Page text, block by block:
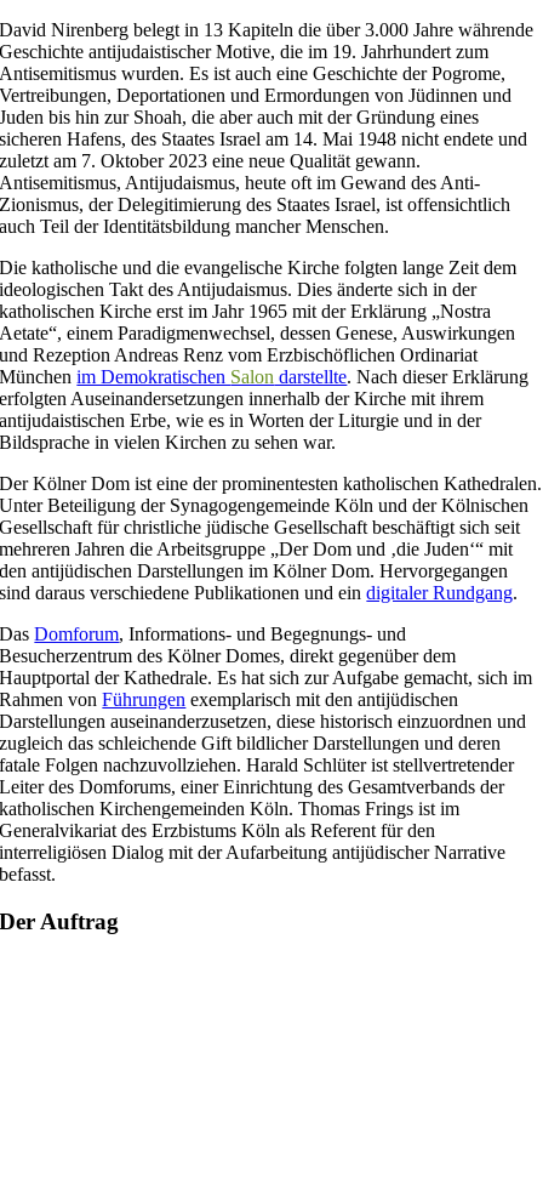
David Nirenberg belegt in 13 Kapiteln die über 3.000 Jahre währende
Geschichte antijudaistischer Motive, die im 19. Jahrhundert zum
Antisemitismus wurden. Es ist auch eine Geschichte der Pogrome,
Vertreibungen, Deportationen und Ermordungen von Jüdinnen und
Juden bis hin zur Shoah, die aber auch mit der Gründung eines
sicheren Hafens, des Staates Israel am 14. Mai 1948 nicht endete und
zuletzt am 7. Oktober 2023 eine neue Qualität gewann.
Antisemitismus, Antijudaismus, heute oft im Gewand des Anti-
Zionismus, der Delegitimierung des Staates Israel, ist offensichtlich
auch Teil der Identitätsbildung mancher Menschen.
Die katholische und die evangelische Kirche folgten lange Zeit dem
ideologischen Takt des Antijudaismus. Dies änderte sich in der
katholischen Kirche erst im Jahr 1965 mit der Erklärung „Nostra
Aetate“, einem Paradigmenwechsel, dessen Genese, Auswirkungen
und Rezeption Andreas Renz vom Erzbischöflichen Ordinariat
Münchenim Demokratischen Salon darstellte. Nach dieser Erklärung
erfolgten Auseinandersetzungen innerhalb der Kirche mit ihrem
antijudaistischen Erbe, wie es in Worten der Liturgie und in der
Bildsprache in vielen Kirchen zu sehen war.
Der Kölner Dom ist eine der prominentesten katholischen Kathedralen.
Unter Beteiligung der Synagogengemeinde Köln und der Kölnischen
Gesellschaft für christliche jüdische Gesellschaft beschäftigt sich seit
mehreren Jahren die Arbeitsgruppe „Der Dom und ‚die Juden‘“ mit
den antijüdischen Darstellungen im Kölner Dom. Hervorgegangen
sind daraus verschiedene Publikationen und eindigitaler Rundgang.
DasDomforum, Informations- und Begegnungs- und
Besucherzentrum des Kölner Domes, direkt gegenüber dem
Hauptportal der Kathedrale. Es hat sich zur Aufgabe gemacht, sich im
Rahmen vonFührungen exemplarisch mit den antijüdischen
Darstellungen auseinanderzusetzen, diese historisch einzuordnen und
zugleich das schleichende Gift bildlicher Darstellungen und deren
fatale Folgen nachzuvollziehen. Harald Schlüter ist stellvertretender
Leiter des Domforums, einer Einrichtung des Gesamtverbands der
katholischen Kirchengemeinden Köln. Thomas Frings ist im
Generalvikariat des Erzbistums Köln als Referent für den
interreligiösen Dialog mit der Aufarbeitung antijüdischer Narrative
befasst.
Der Auftrag